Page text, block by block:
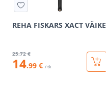
REHA FISKARS XACT VÄIKE
25.72 €
14.99 € / tk